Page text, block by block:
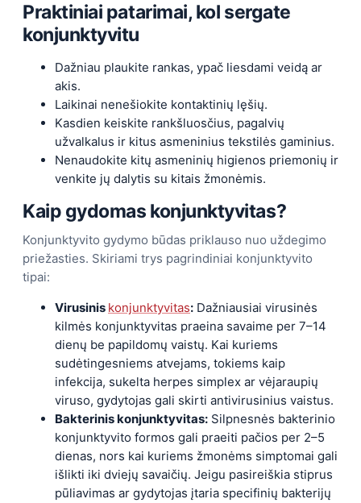
Praktiniai patarimai, kol sergate
konjunktyvitu
Dažniau plaukite rankas, ypač liesdami veidą ar
akis.
Laikinai nenešiokite kontaktinių lęšių.
Kasdien keiskite rankšluosčius, pagalvių
užvalkalus ir kitus asmeninius tekstilės gaminius.
Nenaudokite kitų asmeninių higienos priemonių ir
venkite jų dalytis su kitais žmonėmis.
Kaip gydomas konjunktyvitas?
Konjunktyvito gydymo būdas priklauso nuo uždegimo
priežasties. Skiriami trys pagrindiniai konjunktyvito
tipai:
Virusinis konjunktyvitas: Dažniausiai virusinės
kilmės konjunktyvitas praeina savaime per 7–14
dienų be papildomų vaistų. Kai kuriems
sudėtingesniems atvejams, tokiems kaip
infekcija, sukelta herpes simplex ar vėjaraupių
viruso, gydytojas gali skirti antivirusinius vaistus.
Bakterinis konjunktyvitas: Silpnesnės bakterinio
konjunktyvito formos gali praeiti pačios per 2–5
dienas, nors kai kuriems žmonėms simptomai gali
išlikti iki dviejų savaičių. Jeigu pasireiškia stiprus
pūliavimas ar gydytojas įtaria specifinių bakterijų